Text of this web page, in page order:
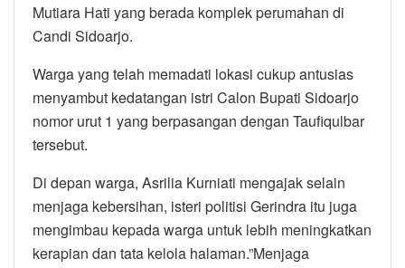
Mutiara Hati yang berada komplek perumahan di
Candi Sidoarjo.
Warga yang telah memadati lokasi cukup antusias
menyambut kedatangan istri Calon Bupati Sidoarjo
nomor urut 1 yang berpasangan dengan Taufiqulbar
tersebut.
Di depan warga, Asrilia Kurniati mengajak selain
menjaga kebersihan, isteri politisi Gerindra itu juga
mengimbau kepada warga untuk lebih meningkatkan
kerapian dan tata kelola halaman.”Menjaga